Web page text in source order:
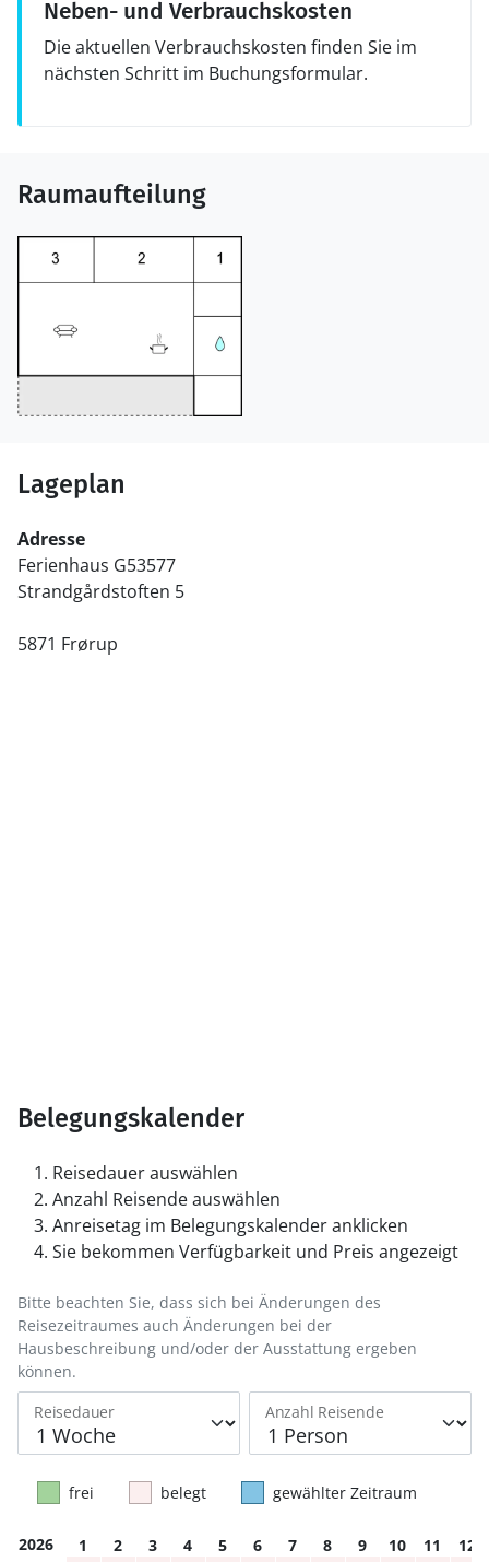
Neben- und Verbrauchskosten
Die aktuellen Verbrauchskosten finden Sie im
nächsten Schritt im Buchungsformular.
Raumaufteilung
Lageplan
Adresse
Ferienhaus G53577
Strandgårdstoften 5
5871 Frørup
Belegungskalender
Reisedauer auswählen
Anzahl Reisende auswählen
Anreisetag im Belegungskalender anklicken
Sie bekommen Verfügbarkeit und Preis angezeigt
Reisedauer Anzahl Reisende
Bitte beachten Sie, dass sich bei Änderungen des
Reisezeitraumes auch Änderungen bei der
Hausbeschreibung und/oder der Ausstattung ergeben
können.
frei belegt gewählter Zeitraum
2026 1 2 3 4 5 6 7 8 9 10 11
12